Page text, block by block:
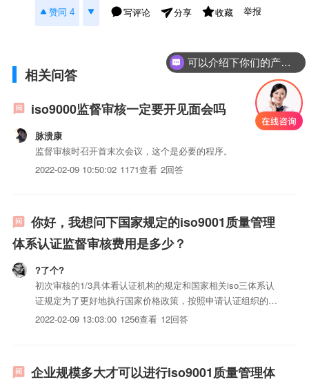
赞同 4 写评论 分享 收藏 举报
相关问答
iso9000监督审核一定要开见面会吗
脉溃康
监督审核时召开首末次会议，这个是必要的程序。
2022-02-09 10:50:02 1171查看 2回答
你好，我想问下国家规定的iso9001质量管理
体系认证监督审核费用是多少？
?了个?
初次审核的1/3具体看认证机构的规定和国家相关iso三体系认
证规定为了更好地执行国家价格政策，按照申请认证组织的规
模（员工人数）并考虑其他影响认证工作量的因素，在鼓励优
2022-02-09 13:03:00 1256查看 12回答
企业规模多大才可以进行iso9001质量管理体
可以介绍下你们的产品么？